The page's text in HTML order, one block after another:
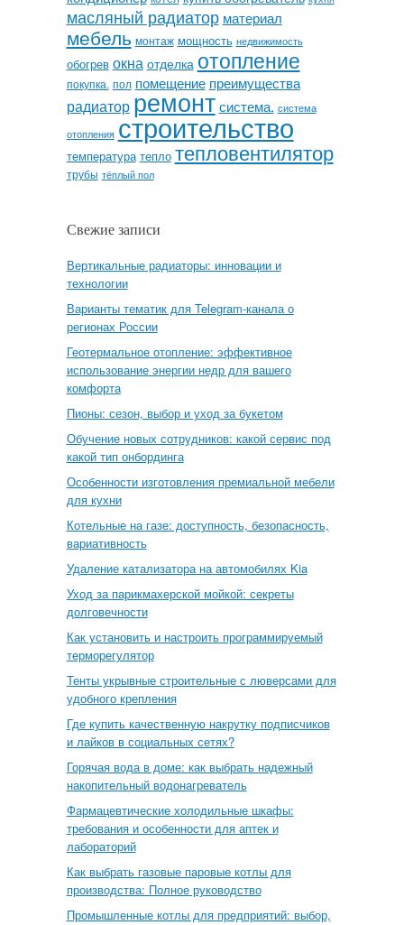
масляный радиатор материал
мебель монтаж мощность недвижимость
обогрев окна отделка отопление
покупка. пол помещение преимущества
радиатор ремонт система. система
отопления строительство
температура тепло тепловентилятор
трубы тёплый пол
Свежие записи
Вертикальные радиаторы: инновации и
технологии
Варианты тематик для Telegram-канала о
регионах России
Геотермальное отопление: эффективное
использование энергии недр для вашего
комфорта
Пионы: сезон, выбор и уход за букетом
Обучение новых сотрудников: какой сервис под
какой тип онбординга
Особенности изготовления премиальной мебели
для кухни
Котельные на газе: доступность, безопасность,
вариативность
Удаление катализатора на автомобилях Kia
Уход за парикмахерской мойкой: секреты
долговечности
Как установить и настроить программируемый
терморегулятор
Тенты укрывные строительные с люверсами для
удобного крепления
Где купить качественную накрутку подписчиков
и лайков в социальных сетях?
Горячая вода в доме: как выбрать надежный
накопительный водонагреватель
Фармацевтические холодильные шкафы:
требования и особенности для аптек и
лабораторий
Как выбрать газовые паровые котлы для
производства: Полное руководство
Промышленные котлы для предприятий: выбор,